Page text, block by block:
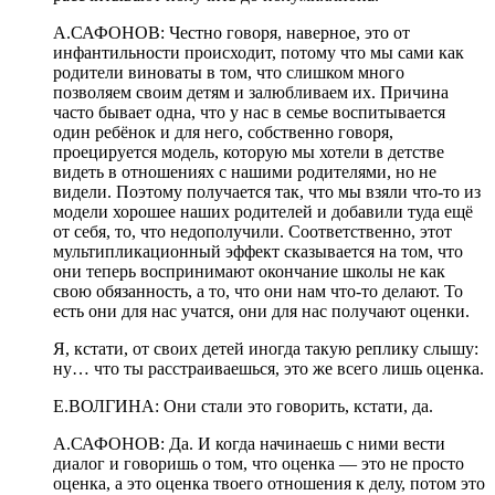
А.САФОНОВ: Честно говоря, наверное, это от
инфантильности происходит, потому что мы сами как
родители виноваты в том, что слишком много
позволяем своим детям и залюбливаем их. Причина
часто бывает одна, что у нас в семье воспитывается
один ребёнок и для него, собственно говоря,
проецируется модель, которую мы хотели в детстве
видеть в отношениях с нашими родителями, но не
видели. Поэтому получается так, что мы взяли что-то из
модели хорошее наших родителей и добавили туда ещё
от себя, то, что недополучили. Соответственно, этот
мультипликационный эффект сказывается на том, что
они теперь воспринимают окончание школы не как
свою обязанность, а то, что они нам что-то делают. То
есть они для нас учатся, они для нас получают оценки.
Я, кстати, от своих детей иногда такую реплику слышу:
ну… что ты расстраиваешься, это же всего лишь оценка.
Е.ВОЛГИНА: Они стали это говорить, кстати, да.
А.САФОНОВ: Да. И когда начинаешь с ними вести
диалог и говоришь о том, что оценка — это не просто
оценка, а это оценка твоего отношения к делу, потом это